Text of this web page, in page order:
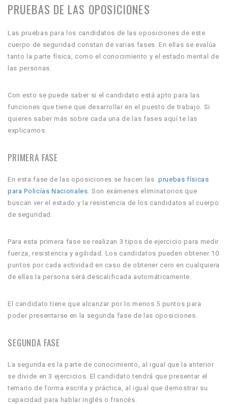
PRUEBAS DE LAS OPOSICIONES
Las pruebas para los candidatos de las oposiciones de este
cuerpo de seguridad constan de varias fases. En ellas se evalúa
tanto la parte física, como el conocimiento y el estado mental de
las personas.
Con esto se puede saber si el candidato está apto para las
funciones que tiene que desarrollar en el puesto de trabajo. Si
quieres saber más sobre cada una de las fases aquí te las
explicamos.
PRIMERA FASE
En esta fase de las oposiciones se hacen las pruebas físicas
para Policías Nacionales . Son exámenes eliminatorios que
buscan ver el estado y la resistencia de los candidatos al cuerpo
de seguridad.
Para esta primera fase se realizan 3 tipos de ejercicio para medir
fuerza, resistencia y agilidad. Los candidatos pueden obtener 10
puntos por cada actividad en caso de obtener cero en cualquiera
de ellas la persona será descalificada automáticamente.
El candidato tiene que alcanzar por lo menos 5 puntos para
poder presentarse en la segunda fase de las oposiciones.
SEGUNDA FASE
La segunda es la parte de conocimiento, al igual que la anterior
se divide en 3 ejercicios. El candidato tendrá que presentar el
temario de forma escrita y práctica, al igual que demostrar su
capacidad para hablar inglés o francés.